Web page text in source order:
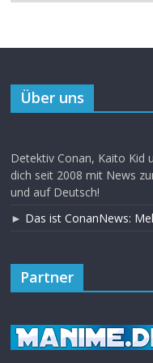
Über uns
Detektiv Conan, Kaito Kid
dich seit 2008 mit News
und auf Deutsch!
► Das ist ConanNews:
Partner